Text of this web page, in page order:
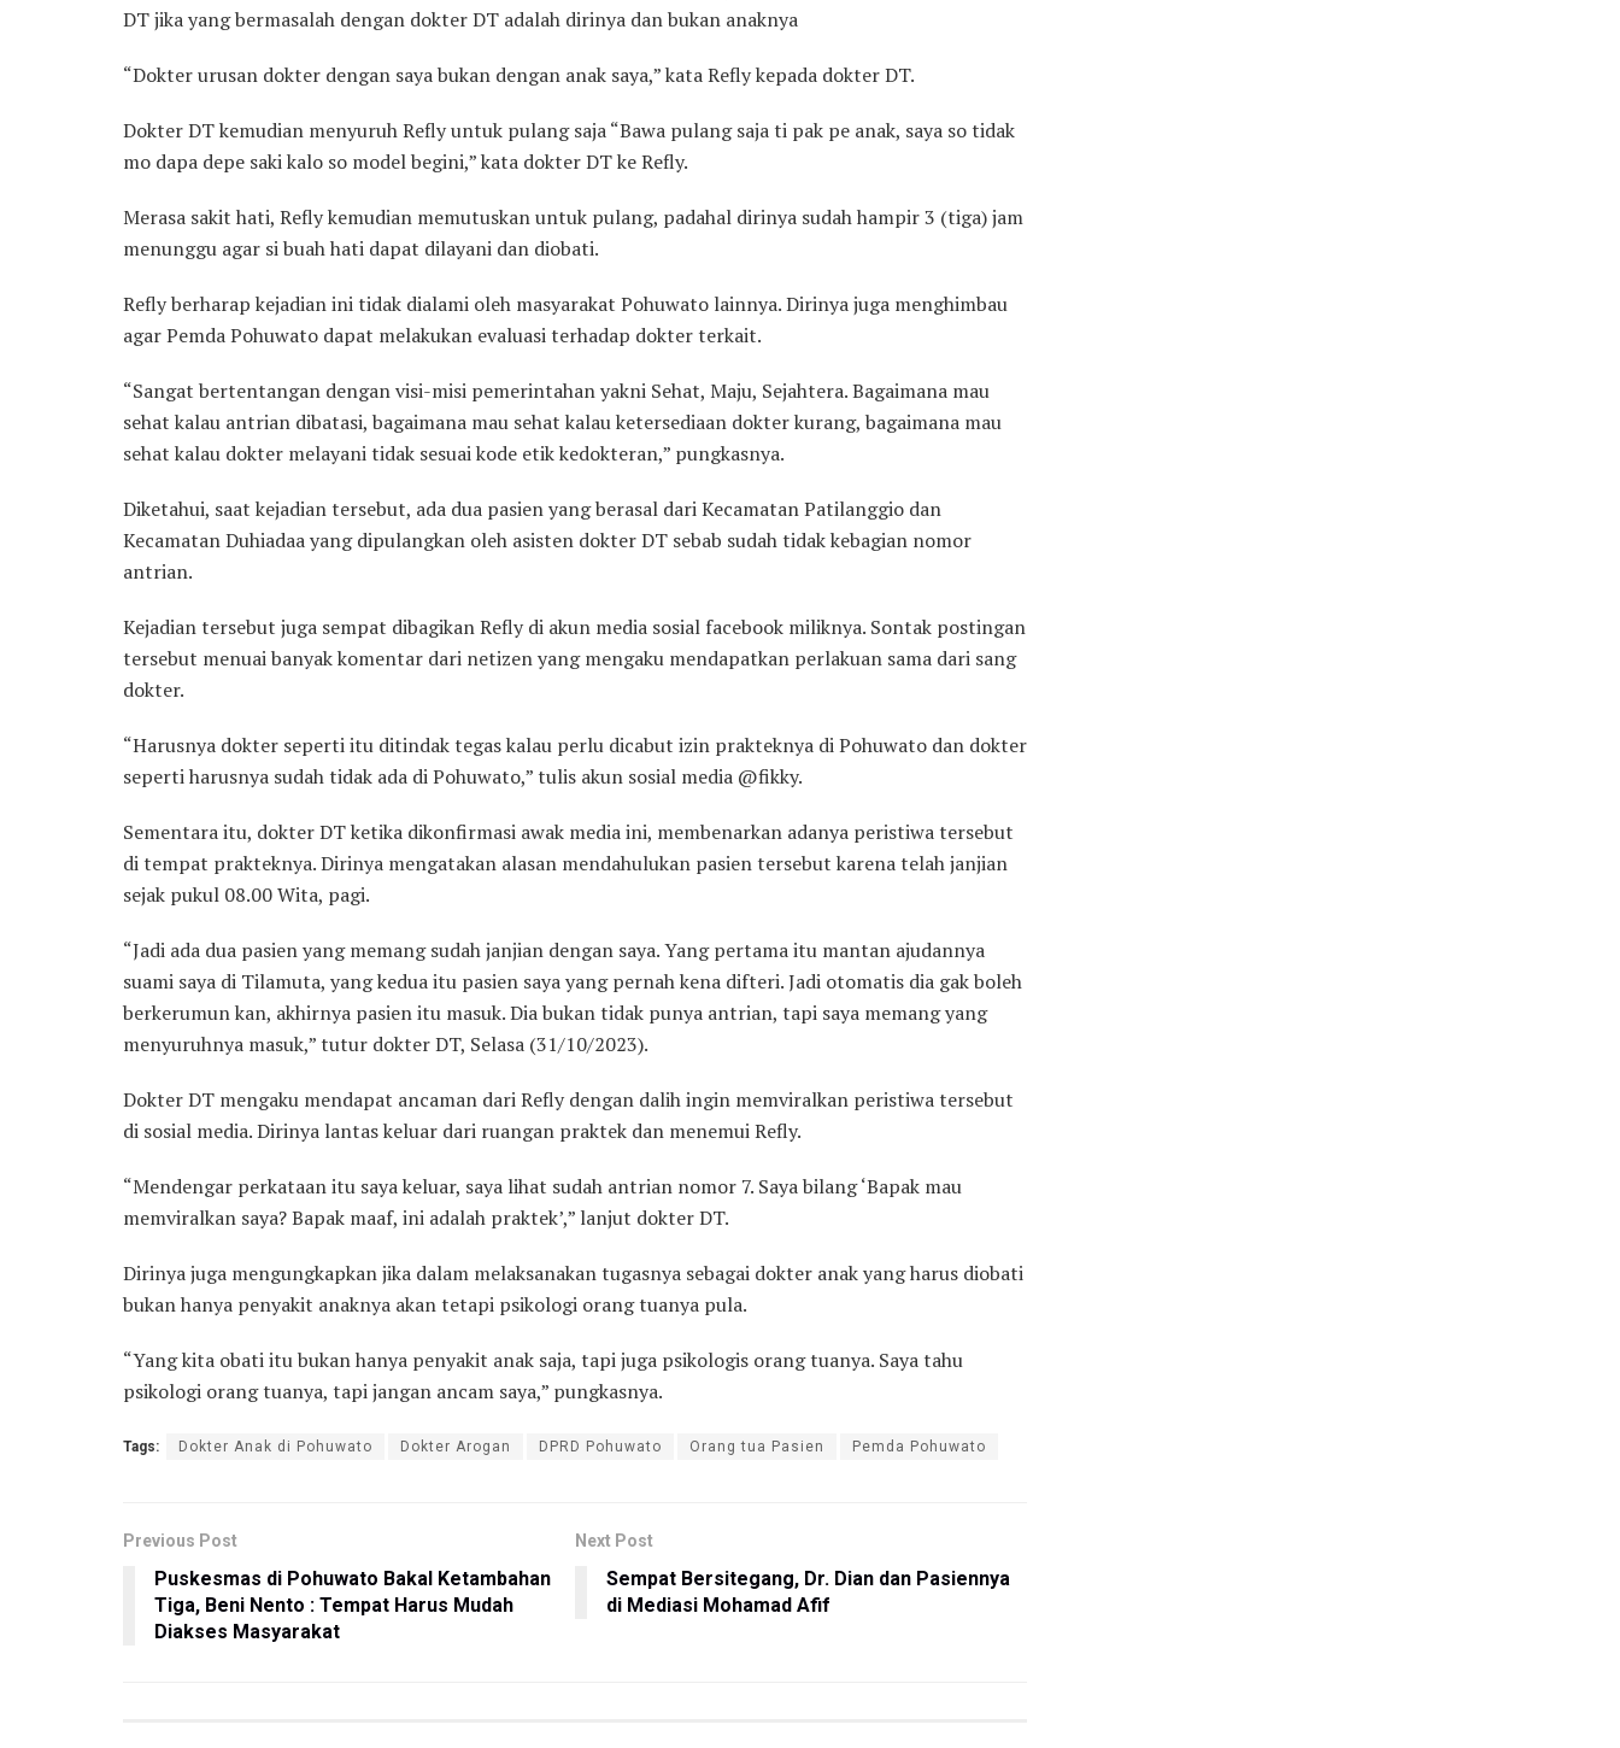
DT jika yang bermasalah dengan dokter DT adalah dirinya dan bukan anaknya
“Dokter urusan dokter dengan saya bukan dengan anak saya,” kata Refly kepada dokter DT.
Dokter DT kemudian menyuruh Refly untuk pulang saja “Bawa pulang saja ti pak pe anak, saya so tidak
mo dapa depe saki kalo so model begini,” kata dokter DT ke Refly.
Merasa sakit hati, Refly kemudian memutuskan untuk pulang, padahal dirinya sudah hampir 3 (tiga) jam
menunggu agar si buah hati dapat dilayani dan diobati.
Refly berharap kejadian ini tidak dialami oleh masyarakat Pohuwato lainnya. Dirinya juga menghimbau
agar Pemda Pohuwato dapat melakukan evaluasi terhadap dokter terkait.
“Sangat bertentangan dengan visi-misi pemerintahan yakni Sehat, Maju, Sejahtera. Bagaimana mau
sehat kalau antrian dibatasi, bagaimana mau sehat kalau ketersediaan dokter kurang, bagaimana mau
sehat kalau dokter melayani tidak sesuai kode etik kedokteran,” pungkasnya.
Diketahui, saat kejadian tersebut, ada dua pasien yang berasal dari Kecamatan Patilanggio dan
Kecamatan Duhiadaa yang dipulangkan oleh asisten dokter DT sebab sudah tidak kebagian nomor
antrian.
Kejadian tersebut juga sempat dibagikan Refly di akun media sosial facebook miliknya. Sontak postingan
tersebut menuai banyak komentar dari netizen yang mengaku mendapatkan perlakuan sama dari sang
dokter.
“Harusnya dokter seperti itu ditindak tegas kalau perlu dicabut izin prakteknya di Pohuwato dan dokter
seperti harusnya sudah tidak ada di Pohuwato,” tulis akun sosial media @fikky.
Sementara itu, dokter DT ketika dikonfirmasi awak media ini, membenarkan adanya peristiwa tersebut
di tempat prakteknya. Dirinya mengatakan alasan mendahulukan pasien tersebut karena telah janjian
sejak pukul 08.00 Wita, pagi.
“Jadi ada dua pasien yang memang sudah janjian dengan saya. Yang pertama itu mantan ajudannya
suami saya di Tilamuta, yang kedua itu pasien saya yang pernah kena difteri. Jadi otomatis dia gak boleh
berkerumun kan, akhirnya pasien itu masuk. Dia bukan tidak punya antrian, tapi saya memang yang
menyuruhnya masuk,” tutur dokter DT, Selasa (31/10/2023).
Dokter DT mengaku mendapat ancaman dari Refly dengan dalih ingin memviralkan peristiwa tersebut
di sosial media. Dirinya lantas keluar dari ruangan praktek dan menemui Refly.
“Mendengar perkataan itu saya keluar, saya lihat sudah antrian nomor 7. Saya bilang ‘Bapak mau
memviralkan saya? Bapak maaf, ini adalah praktek’,” lanjut dokter DT.
Dirinya juga mengungkapkan jika dalam melaksanakan tugasnya sebagai dokter anak yang harus diobati
bukan hanya penyakit anaknya akan tetapi psikologi orang tuanya pula.
“Yang kita obati itu bukan hanya penyakit anak saja, tapi juga psikologis orang tuanya. Saya tahu
psikologi orang tuanya, tapi jangan ancam saya,” pungkasnya.
Tags: Dokter Anak di Pohuwato Dokter Arogan DPRD Pohuwato Orang tua Pasien Pemda Pohuwato
Previous Post
Puskesmas di Pohuwato Bakal Ketambahan
Tiga, Beni Nento : Tempat Harus Mudah
Diakses Masyarakat
Next Post
Sempat Bersitegang, Dr. Dian dan Pasiennya
di Mediasi Mohamad Afif